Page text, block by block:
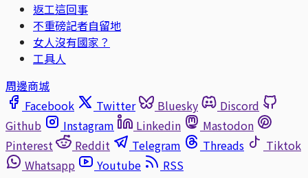
返工這回事
不重磅記者自留地
女人沒有國家？
工具人
周邊商城
Facebook
Twitter Bluesky
Discord
Github
Instagram Linkedin
Mastodon
Pinterest
Reddit Telegram Threads
Tiktok
Whatsapp
Youtube
RSS